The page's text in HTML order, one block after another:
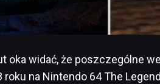
oka widać, że poszczególne
na Nintendo 64 The